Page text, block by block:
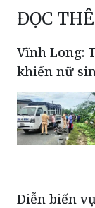
ĐỌC
Vĩnh Long:
khiến nữ
Diễn biến